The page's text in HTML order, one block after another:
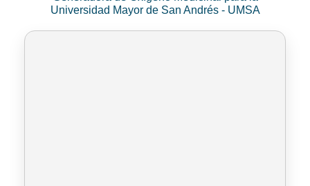
Universidad Mayor de San Andrés - UMSA